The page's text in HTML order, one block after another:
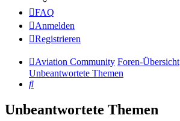
FAQ
Anmelden
Registrieren
Aviation Community Foren-Übersicht
Unbeantwortete Themen
Suche
Unbeantwortete Themen